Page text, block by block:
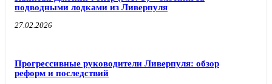
подводными лодками из Ливерпуля
27.02.2026
Прогрессивные руководители Ливерпуля: обзор
реформ и последствий